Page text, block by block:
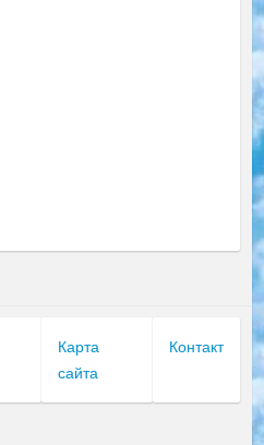
Карта
сайта
Контакт